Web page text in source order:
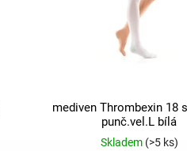
mediven Thrombexin 18
punč.vel.L bílá
Skladem (>5 ks)